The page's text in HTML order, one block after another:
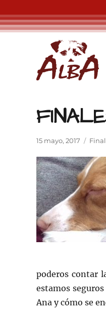
Publicado
15 mayo, 2017
poderos contar
estamos
Ana y cómo se